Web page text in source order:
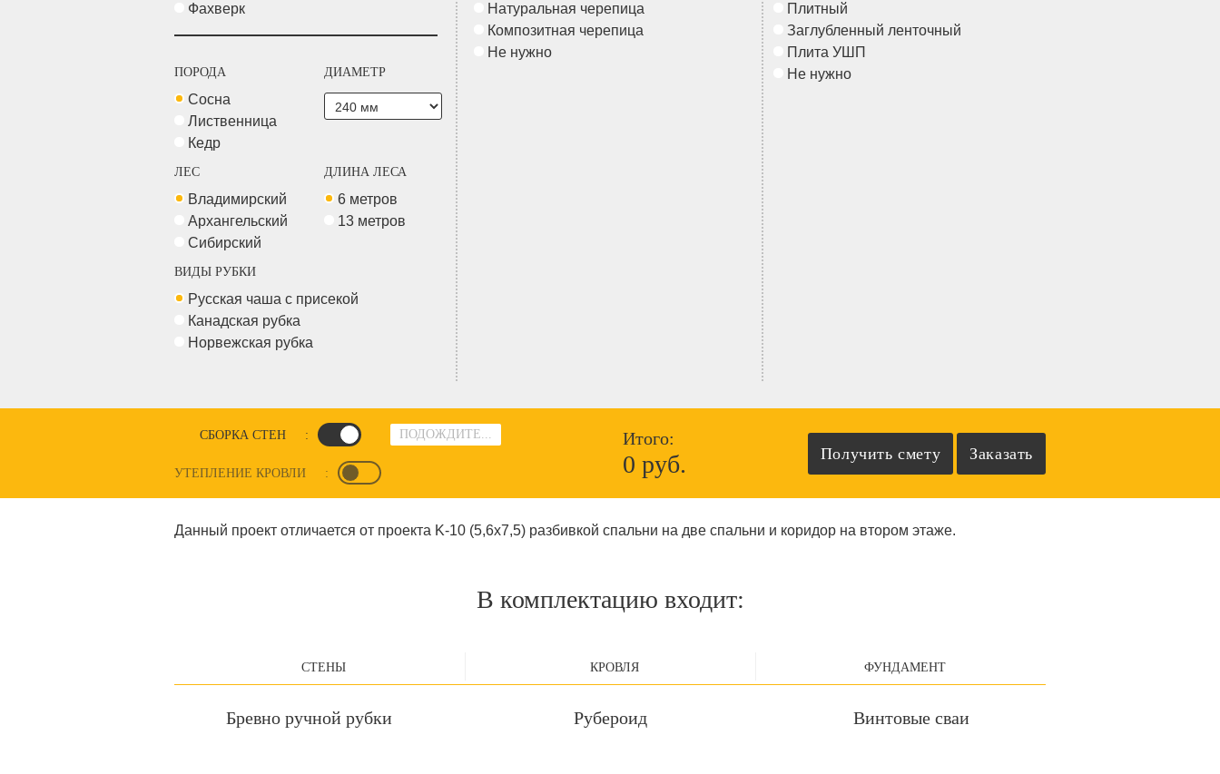
Фахверк
ПОРОДА
Сосна
Лиственница
Кедр
ДИАМЕТР
ЛЕС
Владимирский
Архангельский
Сибирский
ДЛИНА ЛЕСА
6 метров
13 метров
ВИДЫ РУБКИ
Русская чаша с присекой
Канадская рубка
Норвежская рубка
Натуральная черепица
Композитная черепица
Не нужно
Плитный
Заглубленный ленточный
Плита УШП
Не нужно
ПОДОЖДИТЕ...
СБОРКА СТЕН :
УТЕПЛЕНИЕ КРОВЛИ :
Итого:
0 руб.
Данный проект отличается от проекта K-10 (5,6х7,5) разбивкой спальни на две спальни и коридор на втором этаже.
В комплектацию входит:
СТЕНЫ КРОВЛЯ ФУНДАМЕНТ
Бревно ручной рубки Рубероид Винтовые сваи